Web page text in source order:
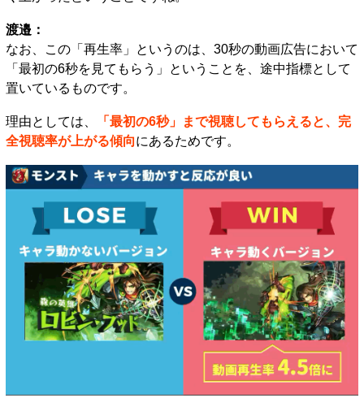
渡邉：
なお、この「再生率」というのは、30秒の動画広告において
「最初の6秒を見てもらう」ということを、途中指標として
置いているものです。
理由としては、
「最初の6秒」まで視聴してもらえると、完
全視聴率が上がる傾向にあるためです。